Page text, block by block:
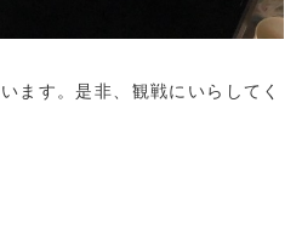
ます。是非、観戦にいらしてく